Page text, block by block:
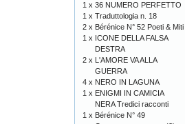
1 x 36 NUMERO PERFETTO
1 x Traduttologia n. 18
2 x Bérénice N° 52 Poeti & Miti
1 x ICONE DELLA FALSA
DESTRA
2 x L'AMORE VA ALLA
GUERRA
4 x NERO IN LAGUNA
1 x ENIGMI IN CAMICIA
NERA Tredici racconti
1 x Bérénice N° 49